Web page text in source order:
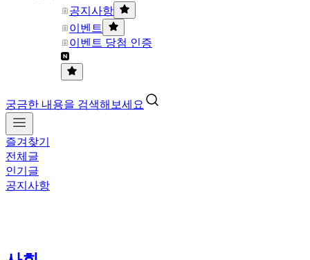
공지사항
이벤트
이벤트 당첨 인증
궁금한 내용을 검색해보세요
즐겨찾기
전체글
인기글
공지사항